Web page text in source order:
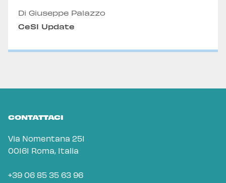
Di Giuseppe Palazzo
CeSI Update
CONTATTACI
Via Nomentana 251
00161 Roma, Italia
+39 06 85 35 63 96